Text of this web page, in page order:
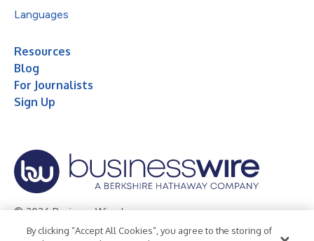
Languages
Resources
Blog
For Journalists
Sign Up
© 2026 Business Wire, Inc.
Privacy Policy Cookie Policy Accessibility Statement
By clicking “Accept All Cookies”, you agree to the storing of